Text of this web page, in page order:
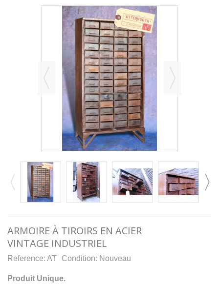
ARMOIRE À TIROIRS EN ACIER
VINTAGE INDUSTRIEL
Reference: AT Condition: Nouveau
Produit Unique.